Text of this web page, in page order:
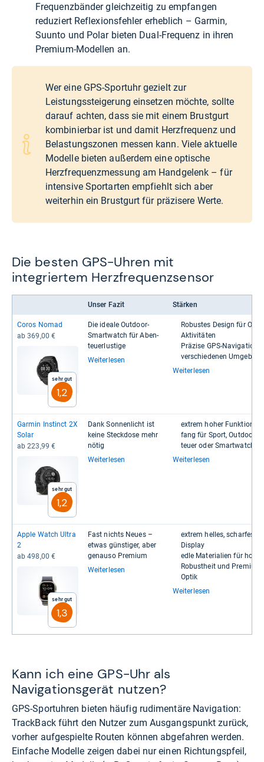
Frequenzbänder gleichzeitig zu empfangen
reduziert Reflexionsfehler erheblich – Garmin,
Suunto und Polar bieten Dual-Frequenz in ihren
Premium-Modellen an.
Wer eine GPS-Sportuhr gezielt zur
Leistungssteigerung einsetzen möchte, sollte
darauf achten, dass sie mit einem Brustgurt
kombinierbar ist und damit Herzfrequenz und
Belastungszonen messen kann. Viele aktuelle
Modelle bieten außerdem eine optische
Herzfrequenzmessung am Handgelenk – für
intensive Sportarten empfiehlt sich aber
weiterhin ein Brustgurt für präzisere Werte.
Die besten GPS-Uhren mit
integriertem Herzfrequenzsensor
Unser Fazit Stärken
Coros Nomad
ab 369,00 €
Sehr gut
1,2
Die ideale Out­door-​
Smart­watch für Aben­
teu­er­lus­tige
Weiterlesen
Robus­tes Design für
Akti­vi­tä­ten
Prä­zise GPS-​​Navi­ga­tion
ver­schie­de­nen
Weiterlesen
Gar­min Ins­tinct 2X
Solar
ab 223,99 €
Sehr gut
1,2
Dank Son­nen­licht ist
keine Steck­dose mehr
nötig
Weiterlesen
extrem hoher
fang für Sport, Out­door,
teuer oder Smart­watch
Weiterlesen
Apple Watch Ultra
2
ab 498,00 €
Sehr gut
1,3
Fast nichts Neues –
etwas güns­ti­ger, aber
genauso Pre­mium
Weiterlesen
extrem hel­les, schar­fes
Dis­play
edle Mate­ria­lien für hohe
Robust­heit und Pre­mium-​​
Optik
Weiterlesen
Kann ich eine GPS-Uhr als
Navigationsgerät nutzen?
GPS-Sportuhren bieten häufig rudimentäre Navigation:
TrackBack führt den Nutzer zum Ausgangspunkt zurück,
vorher aufgespielte Routen können abgefahren werden.
Einfache Modelle zeigen dabei nur einen Richtungspfeil,